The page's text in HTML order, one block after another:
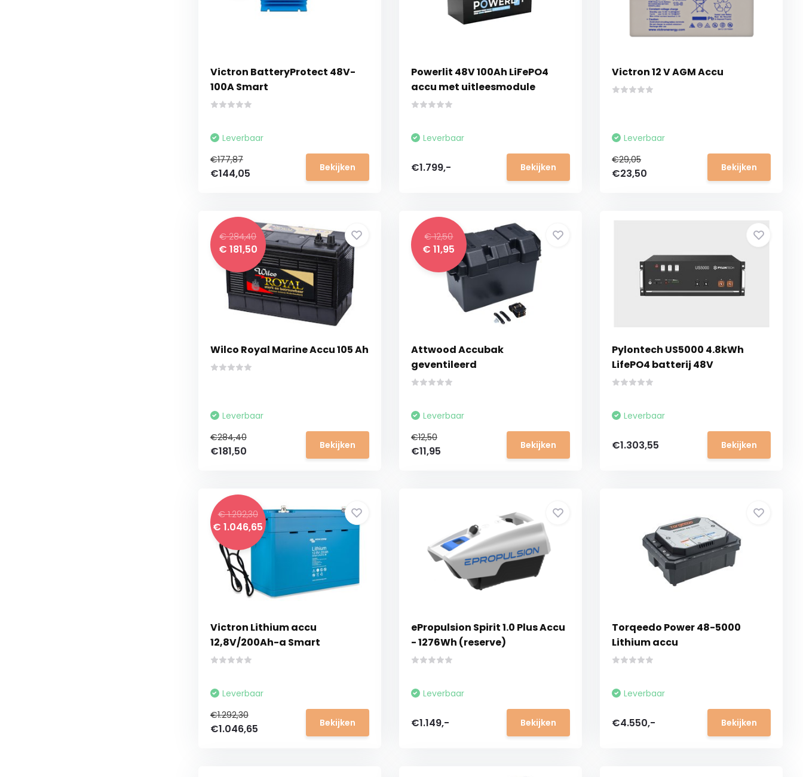
Victron BatteryProtect 48V-
100A Smart
Leverbaar
€177,87
€144,05 Bekijken
Powerlit 48V 100Ah LiFePO4
accu met uitleesmodule
Leverbaar
€1.799,- Bekijken
Victron 12 V AGM Accu
Leverbaar
€29,05
€23,50 Bekijken
€ 284,40
€ 181,50
Wilco Royal Marine Accu 105 Ah
Leverbaar
€284,40
€181,50 Bekijken
€ 12,50
€ 11,95
Attwood Accubak
geventileerd
Leverbaar
€12,50
€11,95 Bekijken
Pylontech US5000 4.8kWh
LifePO4 batterij 48V
Leverbaar
€1.303,55 Bekijken
€ 1.292,30
€ 1.046,65
Victron Lithium accu
12,8V/200Ah-a Smart
Leverbaar
€1.292,30
€1.046,65 Bekijken
ePropulsion Spirit 1.0 Plus Accu
- 1276Wh (reserve)
Leverbaar
€1.149,- Bekijken
Torqeedo Power 48-5000
Lithium accu
Leverbaar
€4.550,- Bekijken